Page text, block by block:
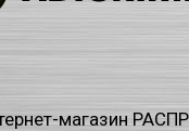
магазин